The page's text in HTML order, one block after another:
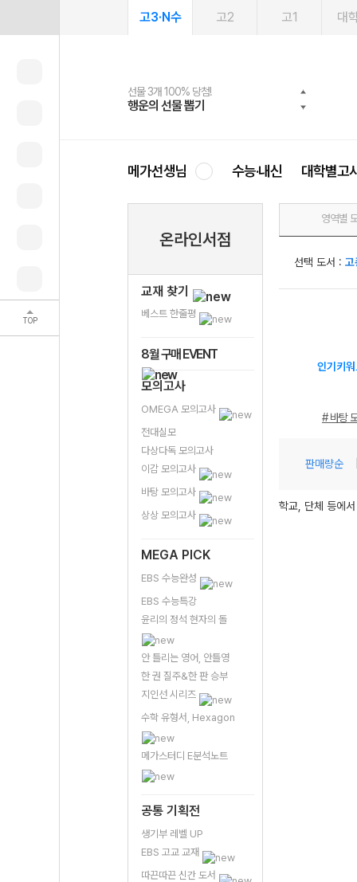
TOP
고3·N수 고2 고1 대
선물 3개 100% 당첨!
행운의 선물 뽑기
선물 100% 증정!
메가스터디 X 올리브
여름방학 스터디 캐시백
메가런 썸머스쿨
2027 러셀 단과
강사 공개선발
스마트러닝앱
설문 EVENT
메가패스
3일 무료 체험권
메가패스 수강생 무료혜택!
메가클럽 멤버십
사회공헌 캠페인
희망이룸 메가나눔
메가선생님 수능·내신 대학별고
온라인서점
교재 찾기
베스트 한줄평
8월 구매 EVENT
모의고사
OMEGA 모의고사
전대실모
다상다독 모의고사
이감 모의고사
바탕 모의고사
상상 모의고사
MEGA PICK
EBS 수능완성
EBS 수능특강
윤리의 정석 현자의 돌
안 틀리는 영어, 안틀영
한 권 질주&한 판 승부
지인선 시리즈
수학 유형서, Hexagon
메가스터디 E분석노트
공통 기획전
생기부 레벨 UP
EBS 고교 교재
따끈따끈 신간 도서
영역별
선택 도서 : 고
인기키
# 바탕
판매량순
학교, 단체 등에